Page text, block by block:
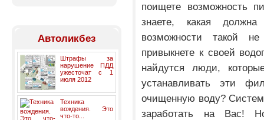
Автоликбез
Штрафы за
нарушение ПДД
ужесточат с 1
июля 2012
Техника
вождения. Это
что-то...
поищете возможность
знаете, какая
возможности такой
привыкнете к своей
найдутся люди,
устанавливать эти
очищенную воду?
заработать на Вас!